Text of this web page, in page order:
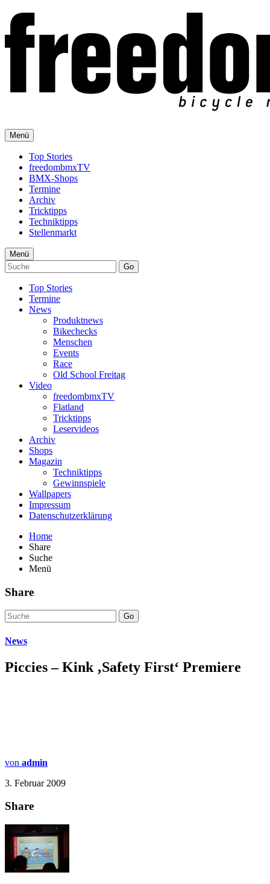
Menü
Top Stories
freedombmxTV
BMX-Shops
Termine
Archiv
Tricktipps
Techniktipps
Stellenmarkt
Menü
Go
Top Stories
Termine
News
Produktnews
Bikechecks
Menschen
Events
Race
Old School Freitag
Video
freedombmxTV
Flatland
Tricktipps
Leservideos
Archiv
Shops
Magazin
Techniktipps
Gewinnspiele
Wallpapers
Impressum
Datenschutzerklärung
Home
Share
Suche
Menü
Share
Go
News
Piccies – Kink ‚Safety First‘ Premiere
von admin
3. Februar 2009
Share